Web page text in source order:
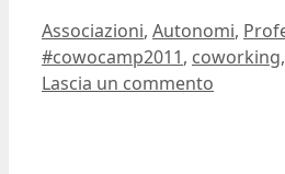
Categorie
Associazioni, Autonomi,
Tag
#cowocamp2011, coworking,
Lascia un commento